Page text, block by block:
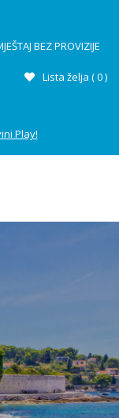
BEZ PROVIZIJE
Lista želja (0)
Play!